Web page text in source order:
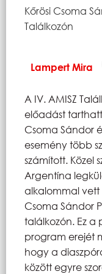
Current:
Kőrösi Csoma
Találkozón
Lampert Mira
A IV. AMISZ
előadást
Csoma Sándor
esemény több
számított. Közel
Argentína
alkalommal vett
Csoma Sándor
találkozón. Ez a
program erejét
hogy a
között egyre